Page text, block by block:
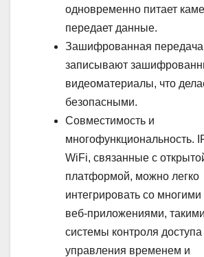
одновременно питает
передает данные.
Зашифрованная
записывают
видеоматериалы, что
безопасными.
Совместимость и
многофункциональность.
WiFi, связанные с
платформой, можно легко
интегрировать со многими
веб-приложениями,
системы контроля доступа
управления временем и